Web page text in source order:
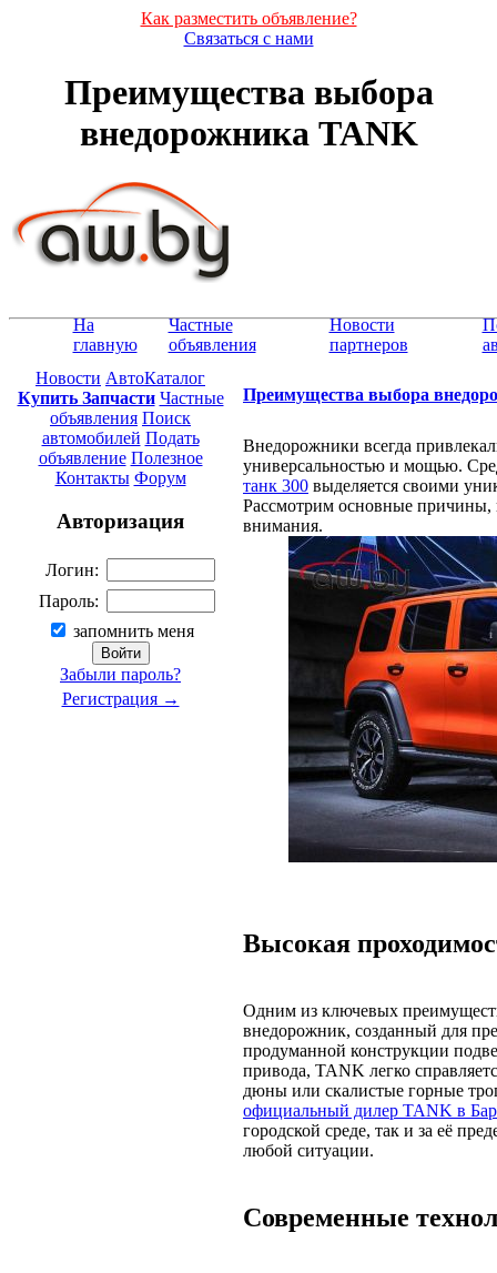
Как разместить объявление?
Связаться с нами
Преимущества выбора
внедорожника TANK
На
главную
Частные
объявления
Новости
партнеров
Новости АвтоКаталог
Купить Запчасти Частные
объявления Поиск
автомобилей Подать
объявление Полезное
Контакты Форум
Авторизация
Логин:
Пароль:
запомнить меня
Забыли пароль?
Регистрация →
Преимущества выбора
Внедорожники всегда
универсальностью и мощью.
танк 300 выделяется своими
Рассмотрим основные причины,
внимания.
Высокая
Одним из ключевых
внедорожник, созданный для
продуманной конструкции
привода, TANK легко
дюны или скалистые горные
официальный дилер TANK в
городской среде, так и за её
любой ситуации.
Современные